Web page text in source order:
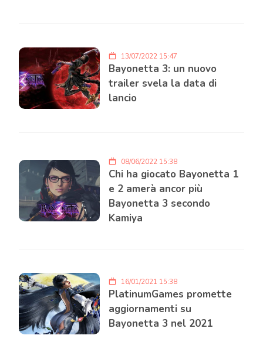
13/07/2022 15:47
Bayonetta 3: un nuovo
trailer svela la data di
lancio
08/06/2022 15:38
Chi ha giocato Bayonetta 1
e 2 amerà ancor più
Bayonetta 3 secondo
Kamiya
16/01/2021 15:38
PlatinumGames promette
aggiornamenti su
Bayonetta 3 nel 2021